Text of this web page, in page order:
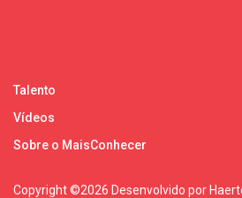
Talento
Vídeos
Sobre o MaisConhecer
Copyright ©2026 Desenvolvido por